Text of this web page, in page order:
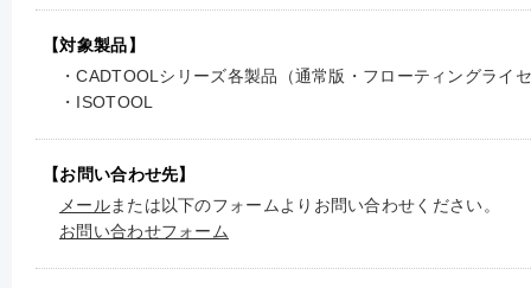
【対象製品】
・CADTOOLシリーズ各製品（通常版・フローティングライ
・ISOTOOL
【お問い合わせ先】
メールまたは以下のフォームよりお問い合わせください。
お問い合わせフォーム